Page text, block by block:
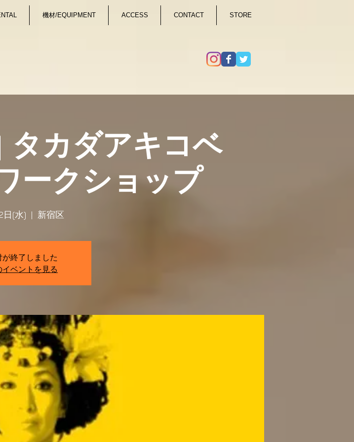
機材/EQUIPMENT ACCESS CONTACT STORE
タカダアキコベ
ークショップ
日(水)
  |
新宿区
が終了しました
イベントを見る